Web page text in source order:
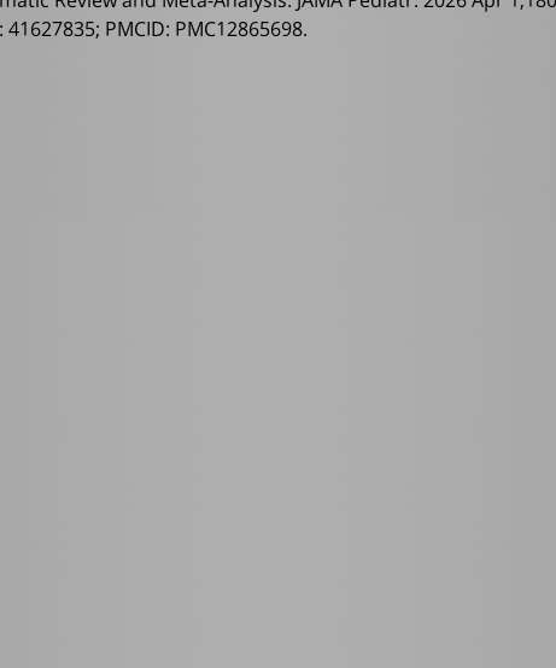
41627835; PMCID: PMC12865698.